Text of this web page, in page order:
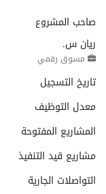
صاحب المشروع
ريان س.
مسوق رقمي
تاريخ التسجيل
معدل التوظيف
المشاريع المفتوحة
مشاريع قيد التنفيذ
التواصلات الجارية